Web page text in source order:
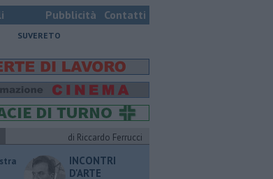
Pubblicità Contatti
SUVERETO
di Riccardo Ferrucci
INCONTRI
D'ARTE